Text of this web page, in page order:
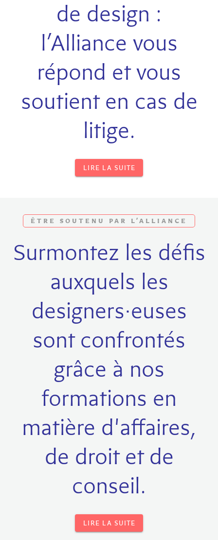
de design :
l’Alliance vous
répond et vous
soutient en cas de
litige.
LIRE LA SUITE
ÊTRE SOUTENU PAR L’ALLIANCE
Surmontez les défis
auxquels les
designers·euses
sont confrontés
grâce à nos
formations en
matière d'affaires,
de droit et de
conseil.
LIRE LA SUITE